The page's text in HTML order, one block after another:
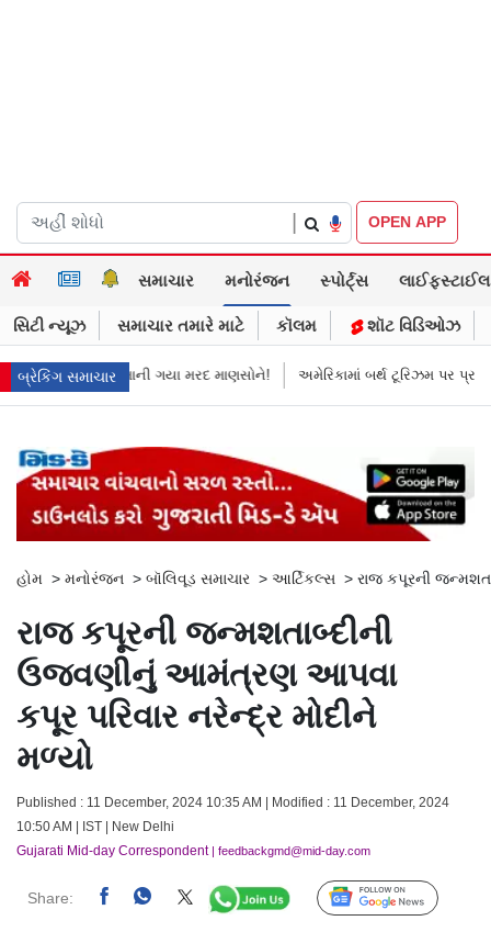
OPEN APP
સમાચાર મનોરંજન સ્પોર્ટ્સ લાઈફસ્ટાઈલ
સિટી ન્યૂઝ સમાચાર તમારે માટે કૉલમ શૉટ વિડિઓઝ
બ્રેકિંગ સમાચાર
માની ગયા મરદ માણસોને! અમેરિકામાં બર્થ ટૂરિઝમ પર પ્રતિબંધ મૂક્યો ડોનલ્ડ
હોમ > મનોરંજન > બૉલિવૂડ સમાચાર > આર્ટિકલ્સ > રાજ કપૂરની
રાજ કપૂરની જન્મશતાબ્દીની
ઉજવણીનું આમંત્રણ આપવા
કપૂર પરિવાર નરેન્દ્ર મોદીને
મળ્યો
Published : 11 December, 2024 10:35 AM | Modified : 11 December, 2024
10:50 AM | IST | New Delhi
Gujarati Mid-day Correspondent| feedbackgmd@mid-day.com
Share: Follow Us